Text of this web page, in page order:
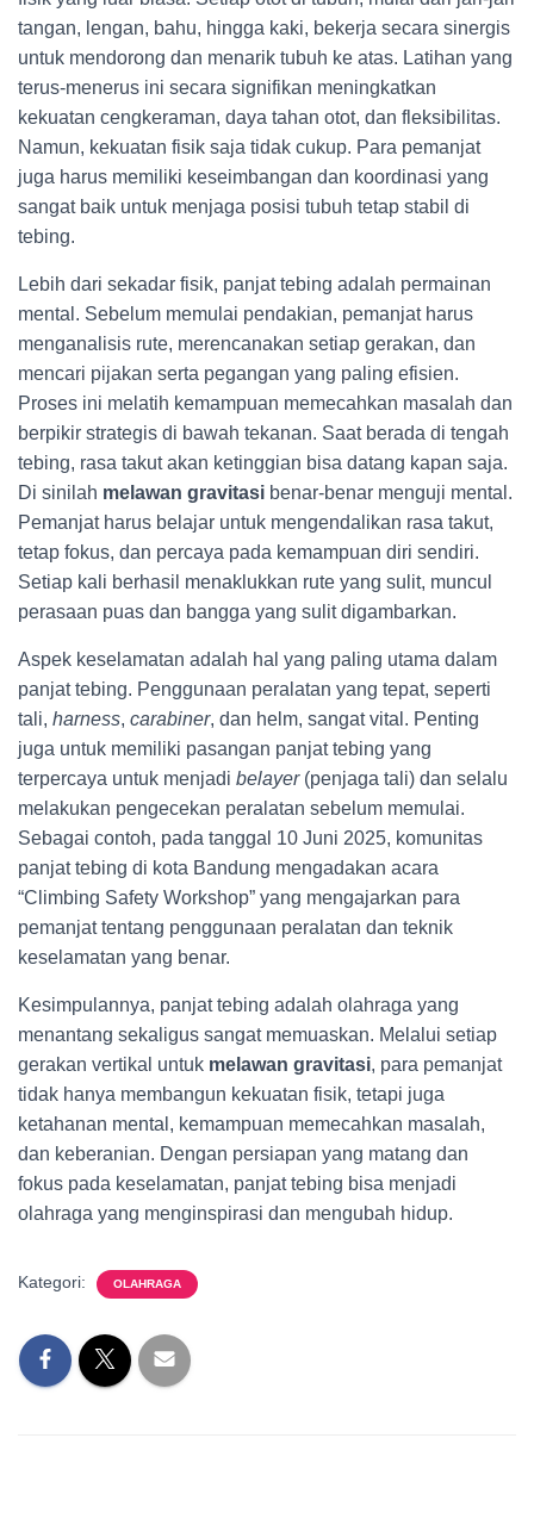
tangan, lengan, bahu, hingga kaki, bekerja secara sinergis
untuk mendorong dan menarik tubuh ke atas. Latihan yang
terus-menerus ini secara signifikan meningkatkan
kekuatan cengkeraman, daya tahan otot, dan fleksibilitas.
Namun, kekuatan fisik saja tidak cukup. Para pemanjat
juga harus memiliki keseimbangan dan koordinasi yang
sangat baik untuk menjaga posisi tubuh tetap stabil di
tebing.
Lebih dari sekadar fisik, panjat tebing adalah permainan
mental. Sebelum memulai pendakian, pemanjat harus
menganalisis rute, merencanakan setiap gerakan, dan
mencari pijakan serta pegangan yang paling efisien.
Proses ini melatih kemampuan memecahkan masalah dan
berpikir strategis di bawah tekanan. Saat berada di tengah
tebing, rasa takut akan ketinggian bisa datang kapan saja.
Di sinilah melawan gravitasi benar-benar menguji mental.
Pemanjat harus belajar untuk mengendalikan rasa takut,
tetap fokus, dan percaya pada kemampuan diri sendiri.
Setiap kali berhasil menaklukkan rute yang sulit, muncul
perasaan puas dan bangga yang sulit digambarkan.
Aspek keselamatan adalah hal yang paling utama dalam
panjat tebing. Penggunaan peralatan yang tepat, seperti
tali, harness, carabiner, dan helm, sangat vital. Penting
juga untuk memiliki pasangan panjat tebing yang
terpercaya untuk menjadi belayer(penjaga tali) dan selalu
melakukan pengecekan peralatan sebelum memulai.
Sebagai contoh, pada tanggal 10 Juni 2025, komunitas
panjat tebing di kota Bandung mengadakan acara
“Climbing Safety Workshop” yang mengajarkan para
pemanjat tentang penggunaan peralatan dan teknik
keselamatan yang benar.
Kesimpulannya, panjat tebing adalah olahraga yang
menantang sekaligus sangat memuaskan. Melalui setiap
gerakan vertikal untuk melawan gravitasi, para pemanjat
tidak hanya membangun kekuatan fisik, tetapi juga
ketahanan mental, kemampuan memecahkan masalah,
dan keberanian. Dengan persiapan yang matang dan
fokus pada keselamatan, panjat tebing bisa menjadi
olahraga yang menginspirasi dan mengubah hidup.
Kategori: OLAHRAGA